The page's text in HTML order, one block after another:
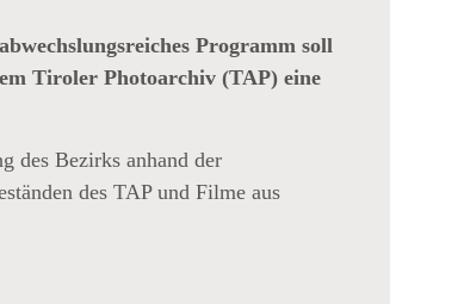
Programm soll
Tiroler Photoarchiv (TAP) eine
des Bezirks anhand der
des TAP und Filme aus